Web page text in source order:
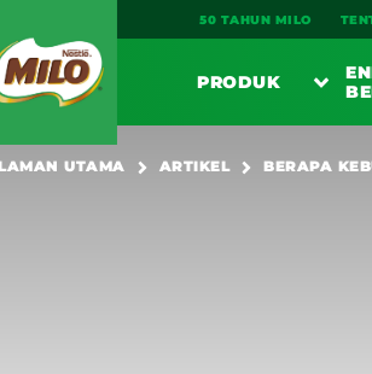
50 TAHUN MILO
PRODUK
UTAMA ARTIKEL BERAPA